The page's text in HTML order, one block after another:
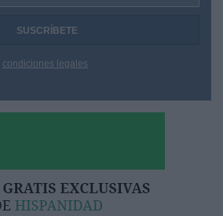
condiciones legales